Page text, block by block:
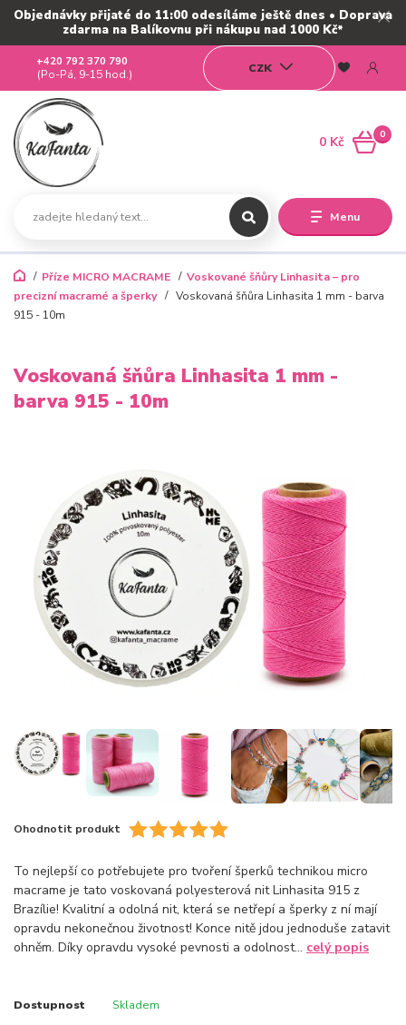
Objednávky přijaté do 11:00 odesíláme ještě dnes • Doprava
zdarma na Balíkovnu při nákupu nad 1000 Kč*
Menu
CZK
+420 792 370 790
(Po-Pá, 9-15 hod.)
0
0 Kč
Příze MICRO MACRAME
Voskované šňůry Linhasita – pro
precizní macramé a šperky
Voskovaná šňůra Linhasita 1 mm - barva
915 - 10m
Voskovaná šňůra Linhasita 1 mm -
barva 915 - 10m
Ohodnotit produkt
To nejlepší co potřebujete pro tvoření šperků technikou micro
macrame je tato voskovaná polyesterová nit Linhasita 915 z
Brazílie! Kvalitní a odolná nit, která se netřepí a šperky z ní mají
opravdu nekonečnou životnost! Konce nitě jdou jednoduše zatavit
ohněm. Díky opravdu vysoké pevnosti a odolnost... celý popis
Dostupnost Skladem